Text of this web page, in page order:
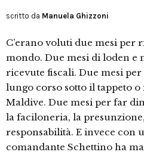
scritto da Manuela Ghizzoni
C’erano voluti due mesi per
mondo. Due mesi di loden e
ricevute fiscali. Due mesi
lungo corso sotto il tappeto
Maldive. Due mesi per far
la faciloneria, la
responsabilità. E invece con
comandante Schettino ha